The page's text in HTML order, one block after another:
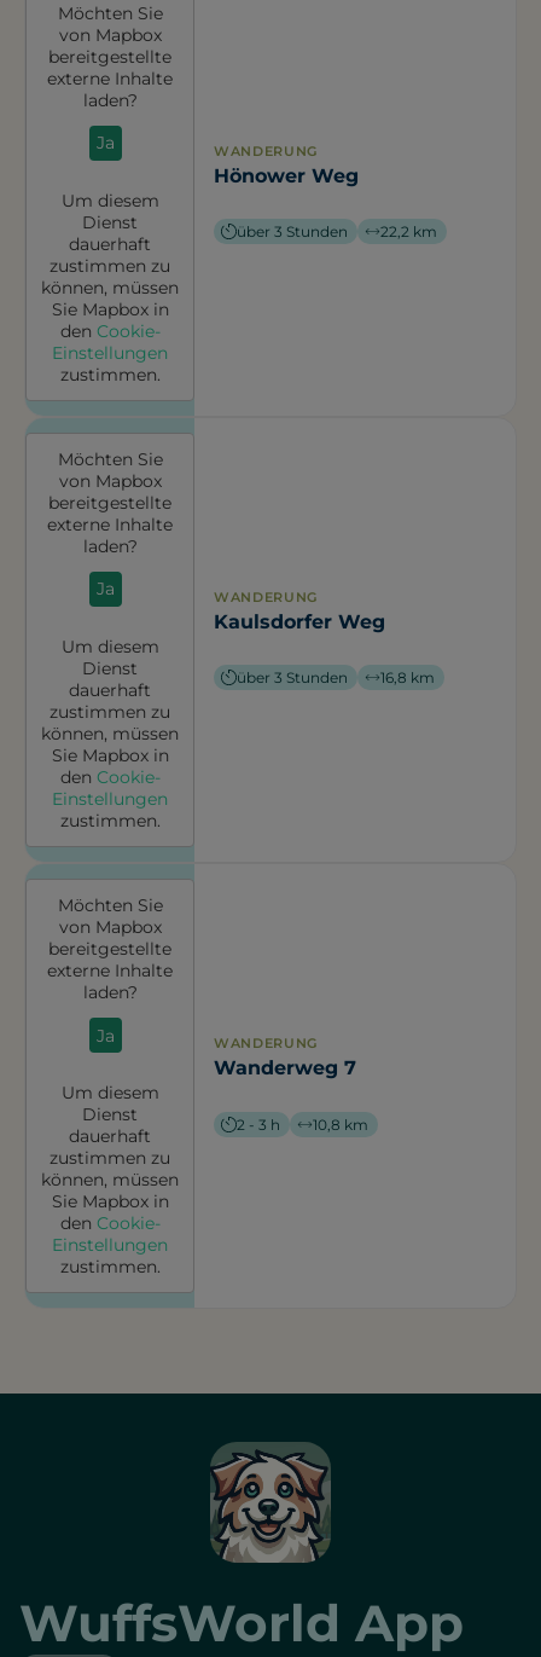
Möchten Sie
von Mapbox
bereitgestellte
externe Inhalte
laden?
Ja
Um diesem
Dienst
dauerhaft
zustimmen zu
können, müssen
Sie Mapboxin
den Cookie-
Einstellungen
zustimmen.
WANDERUNG
Hönower Weg
über 3 Stunden 22,2 km
Möchten Sie
von Mapbox
bereitgestellte
externe Inhalte
laden?
Ja
Um diesem
Dienst
dauerhaft
zustimmen zu
können, müssen
Sie Mapboxin
den Cookie-
Einstellungen
zustimmen.
WANDERUNG
Kaulsdorfer Weg
über 3 Stunden 16,8 km
Möchten Sie
von Mapbox
bereitgestellte
externe Inhalte
laden?
Ja
Um diesem
Dienst
dauerhaft
zustimmen zu
können, müssen
Sie Mapboxin
den Cookie-
Einstellungen
zustimmen.
WANDERUNG
Wanderweg 7
2 - 3 h 10,8 km
WuffsWorld App